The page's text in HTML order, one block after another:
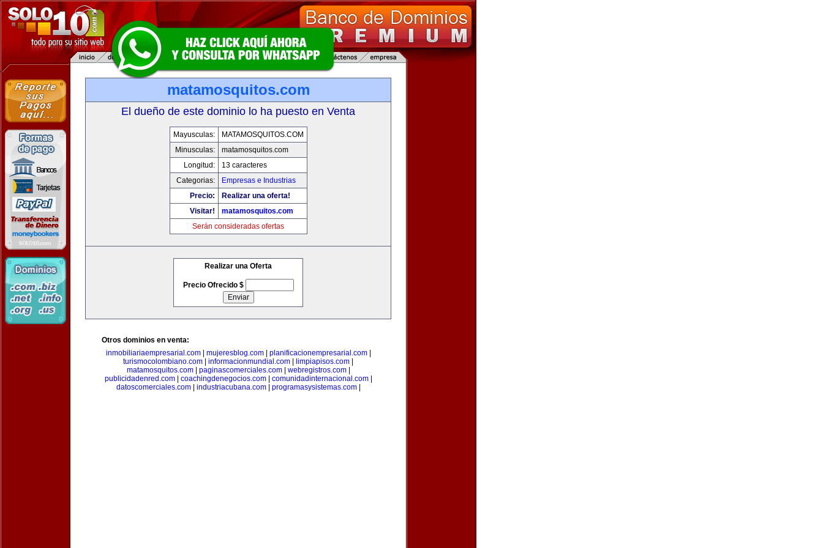
matamosquitos.com
El dueño de este dominio lo ha puesto en Venta
Mayusculas:
MATAMOSQUITOS.COM
Minusculas:
matamosquitos.com
Longitud:
13 caracteres
Categorias:
Empresas e Industrias
Precio:
Realizar una oferta!
Visitar!
matamosquitos.com
Serán consideradas ofertas
Realizar una Oferta
Precio Ofrecido $
Otros dominios en venta:
inmobiliariaempresarial.com| mujeresblog.com| planificacionempresarial.com|
turismocolombiano.com
informacionmundial.com limpiapisos.com
matamosquitos.com| paginascomerciales.com| webregistros.com|
publicidadenred.com| coachingdenegocios.com| comunidadinternacional.com|
datoscomerciales.com| industriacubana.com| programasysistemas.com|